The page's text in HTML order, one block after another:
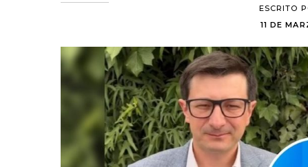
ESCRITO
11 DE